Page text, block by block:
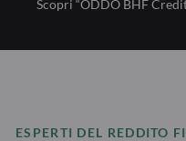
Scopri “ODDO BHF
ESPERTI DEL REDDITO